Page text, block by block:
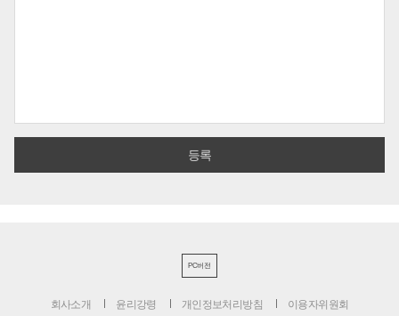
PC버전
회사소개 윤리강령 개인정보처리방침 이용자위원회